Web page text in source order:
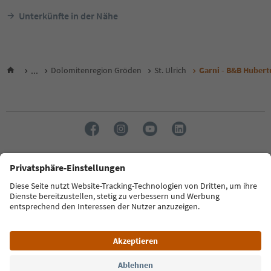
Unterkünfte in der Nähe
... Dolomitenregion Gröden St. Ulrich Garni - B&B
Sprache: Deutsch
FAQ Kontakt Presse MICE Datenschutzerklärung
Zugänglichkeitserklärung